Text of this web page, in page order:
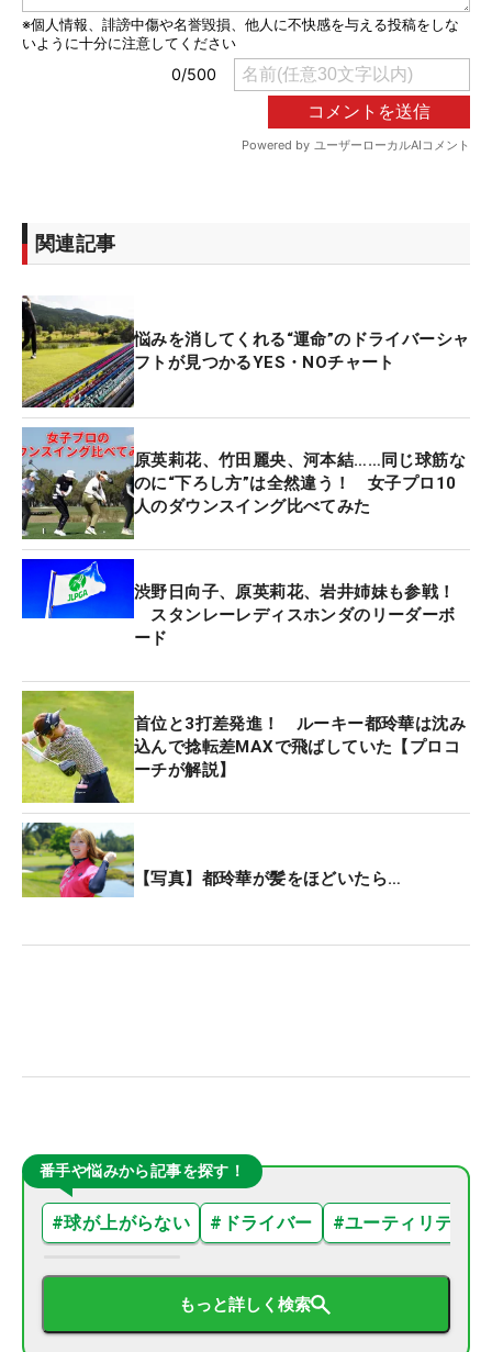
関連記事
悩みを消してくれる“運命”のドライバーシャ
フトが見つかるYES・NOチャート
原英莉花、竹田麗央、河本結……同じ球筋な
のに“下ろし方”は全然違う！ 女子プロ10
人のダウンスイング比べてみた
渋野日向子、原英莉花、岩井姉妹も参戦！
スタンレーレディスホンダのリーダーボ
ード
首位と3打差発進！ ルーキー都玲華は沈み
込んで捻転差MAXで飛ばしていた【プロコ
ーチが解説】
【写真】都玲華が髪をほどいたら…
番手や悩みから記事を探す！
#球が上がらない # ドライバー #ユーティリティ
もっと詳しく検索